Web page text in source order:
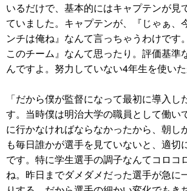
いるだけで、基本的にはキャプテンが見
ていました。キャプテンが、『じゃぁ、
ンチは俺ね』なんて言っちゃうわけです
このチーム』なんて思ったり。評価基準
んですよ。努力していない4年生を使いた
「だから僕が監督になって最初に導入し
す。当時僕は明治大学の職員として働い
に行かなければならなかったから、朝し
も毎日誰かが選手を見ていないと、適切
です。特に学生選手の調子なんてコロコ
ね。昨日までダメダメだった選手が急に